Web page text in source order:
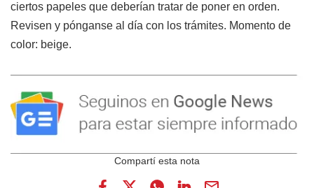
ciertos papeles que deberían tratar de poner en orden.
Revisen y pónganse al día con los trámites. Momento de
color: beige.